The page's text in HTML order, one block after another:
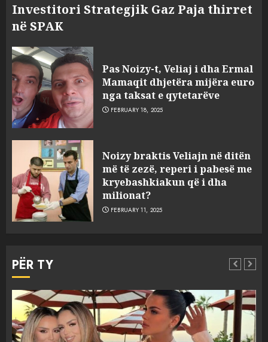
Investitori Strategjik Gaz Paja thirret
në SPAK
Pas Noizy-t, Veliaj i dha Ermal
Mamaqit dhjetëra mijëra euro
nga taksat e qytetarëve
FEBRUARY 18, 2025
Noizy braktis Veliajn në ditën
më të zezë, reperi i pabesë me
kryebashkiakun që i dha
milionat?
FEBRUARY 11, 2025
PËR TY
Aktualitet Slider
3
sulmuan “One Albania”,
ngjarja u fsheh. A u vodhën
serverat?
MARCH 25, 2025
4 MARCH 25, 2025
“Ai që drejtonte makinën më